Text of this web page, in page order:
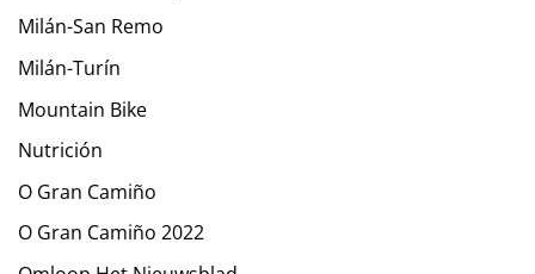
Milán-San Remo
Milán-Turín
Mountain Bike
Nutrición
O Gran Camiño
O Gran Camiño 2022